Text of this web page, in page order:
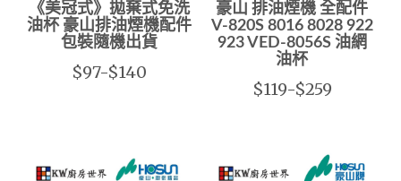
《美冠式》拋棄式免洗
油杯 豪山排油煙機配件
包裝隨機出貨
$97-$140
豪山 排油煙機 全配件
V-820S 8016 8028 922
923 VED-8056S 油網
油杯
$119-$259